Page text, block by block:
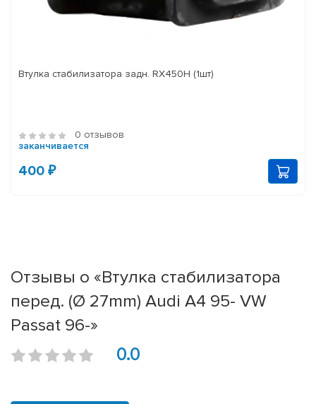
Втулка стабилизатора задн. RX450H (1шт)
0 отзывов
заканчивается
400 ₽
Отзывы о «Втулка стабилизатора
перед. (Ø 27mm) Audi A4 95- VW
Passat 96-»
0.0